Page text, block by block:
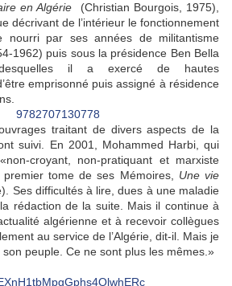
en Algérie (Christian Bourgois, 1975),
décrivant de l’intérieur le fonctionnement
nourri par ses années de militantisme
1962) puis sous la présidence Ben Bella
il a exercé de hautes
emprisonné puis assigné à résidence
traitant de divers aspects de la
suivi. En 2001, Mohammed Harbi, qui
croyant, non-pratiquant et marxiste
tome de ses Mémoires, Une vie
Ses difficultés à lire, dues à une maladie
rédaction de la suite. Mais il continue à
algérienne et à recevoir collègues
au service de l’Algérie, dit-il. Mais je
son peuple. Ce ne sont plus les mêmes.»